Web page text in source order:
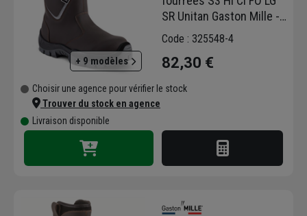
étudiée pour vous,
les femmes au travail
+ 9 modèles
SR Unitan Gaston Mille -
cuir pleine fleur marron -
Code : 325548-4
82,30 €
Choisir une agence pour vérifier le stock
Trouver du stock en agence
Livraison disponible